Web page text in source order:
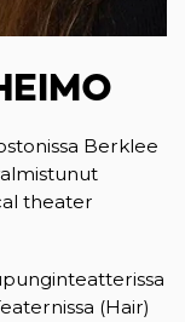
Berklee
theater
(Hair)